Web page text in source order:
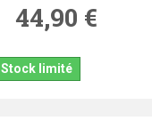
44,90 €
Stock limité